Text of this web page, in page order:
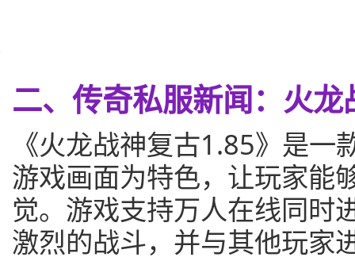
二、传奇私服新闻：火
《火龙战神复古1.85》是
游戏画面为特色，让玩家能
觉。游戏支持万人在线同时
激烈的战斗，并与其他玩家